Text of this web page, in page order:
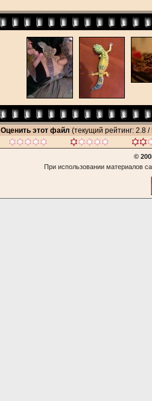
Оценить этот файл (текущий рейтинг: 2.8 /
©
При использовании материалов